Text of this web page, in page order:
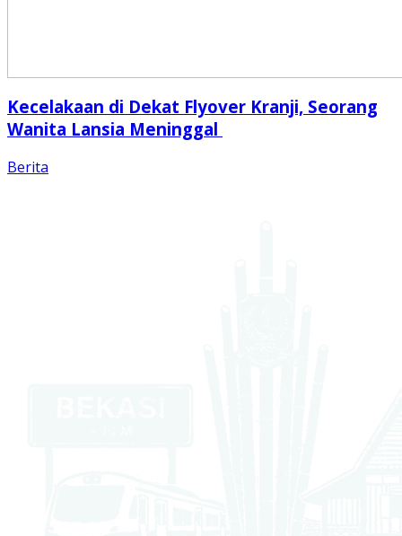
Kecelakaan di Dekat Flyover Kranji, Seorang
Wanita Lansia Meninggal
Berita